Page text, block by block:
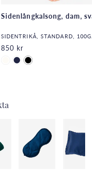
Sidenlångkalsong, dam,
850 kr